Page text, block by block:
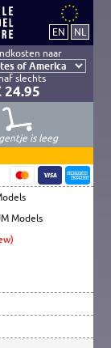
naar
slechts
24.95
is leeg
Models